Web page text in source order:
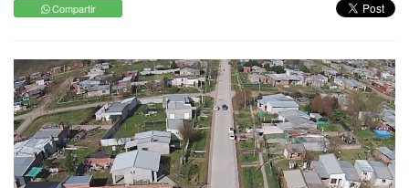
Compartir